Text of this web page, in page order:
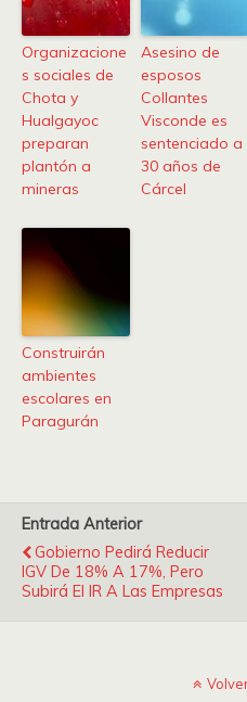
Organizacione
s sociales de
Chota y
Hualgayoc
preparan
plantón a
mineras
Asesino de
esposos
Collantes
Visconde es
sentenciado a
30 años de
Cárcel
Construirán
ambientes
escolares en
Paragurán
Entrada Anterior
Gobierno Pedirá Reducir
IGV De 18% A 17%, Pero
Subirá El IR A Las Empresas